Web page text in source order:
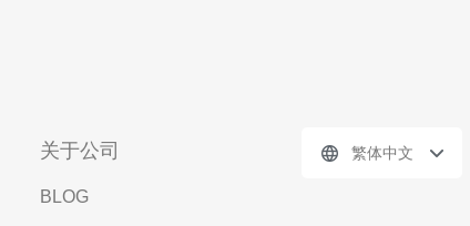
关于公司
BLOG
繁体中文